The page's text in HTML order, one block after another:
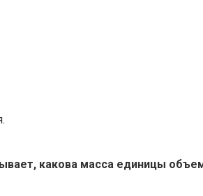
какова масса единицы